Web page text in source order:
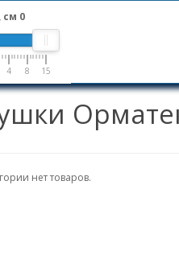
см 0
4 8 15
нет товаров.